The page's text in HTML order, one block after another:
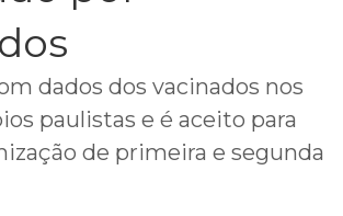
dados dos vacinados nos
paulistas e é aceito para
de primeira e segunda